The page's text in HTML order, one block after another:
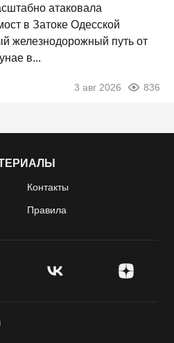
атаковала
в Затоке Одесской
железнодорожный путь от
в...
3 авг 2026 836
Контакты
Правила